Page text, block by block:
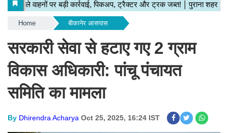
Home बीकानेर आसपास
सरकारी सेवा से हटाए गए 2 ग्राम
विकास अधिकारी: पांचू पंचायत
समिति का मामला
By Dhirendra Acharya Oct 25, 2025, 16:24 IST